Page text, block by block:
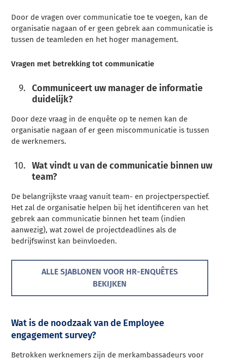
Door de vragen over communicatie toe te voegen, kan de
organisatie nagaan of er geen gebrek aan communicatie is
tussen de teamleden en het hoger management.
Vragen met betrekking tot communicatie
Communiceert uw manager de informatie
duidelijk?
Door deze vraag in de enquête op te nemen kan de
organisatie nagaan of er geen miscommunicatie is tussen
de werknemers.
Wat vindt u van de communicatie binnen uw
team?
De belangrijkste vraag vanuit team- en projectperspectief.
Het zal de organisatie helpen bij het identificeren van het
gebrek aan communicatie binnen het team (indien
aanwezig), wat zowel de projectdeadlines als de
bedrijfswinst kan beïnvloeden.
ALLE SJABLONEN VOOR HR-ENQUÊTES
BEKIJKEN
Wat is de noodzaak van de Employee
engagement survey?
Betrokken werknemers zijn de merkambassadeurs voor